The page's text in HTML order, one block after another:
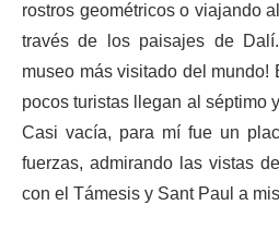
rostros geométricos o viajando
través de los paisajes de
museo más visitado del mundo!
pocos turistas llegan al séptimo
Casi vacía, para mí fue un
fuerzas, admirando las vistas
con el Támesis y Sant Paul a